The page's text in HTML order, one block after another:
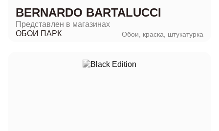
BERNARDO BARTALUCCI
Представлен в магазинах
ОБОИ ПАРК
Обои, краска, штукатурка